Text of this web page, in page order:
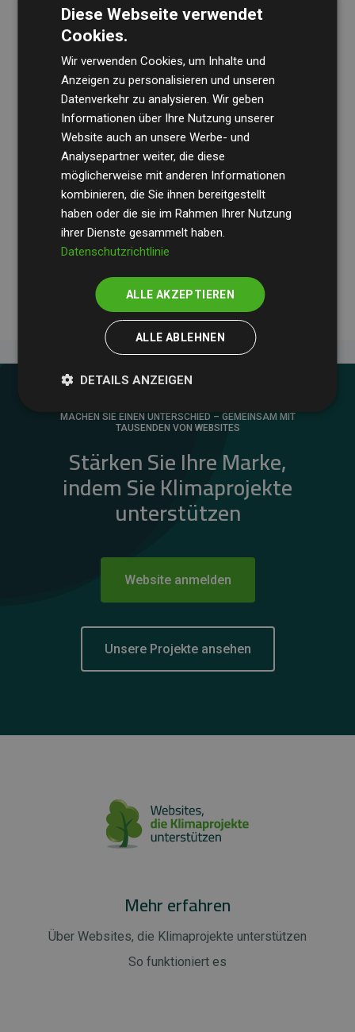
Die Wirtschaftsprüfungsgesellschaft BDOüberprüft
regelmäßig unsere Berechnungen und Methodik, um
Transparenz und Verlässlichkeit sicherzustellen.
Ihre Prüfungen belegen, dass unsere Investitionen in
Klimaschutzprojekte im Durchschnitt200 % der
geschätzten CO₂-Emissionender teilnehmenden
Websites kompensieren – ein klarer Nachweis für die
messbare Klimawirkung unseres Ansatzes.
MACHEN SIE EINEN UNTERSCHIED – GEMEINSAM MIT
TAUSENDEN VON WEBSITES
Stärken Sie Ihre Marke,
indem Sie Klimaprojekte
unterstützen
Website anmelden
Unsere Projekte ansehen
Mehr erfahren
Über Websites, die Klimaprojekte unterstützen
So funktioniert es
Diese Webseite verwendet
Cookies.
Wir verwenden Cookies, um Inhalte und
Anzeigen zu personalisieren und unseren
Datenverkehr zu analysieren. Wir geben
Informationen über Ihre Nutzung unserer
Website auch an unsere Werbe- und
Analysepartner weiter, die diese
möglicherweise mit anderen Informationen
kombinieren, die Sie ihnen bereitgestellt
haben oder die sie im Rahmen Ihrer Nutzung
ihrer Dienste gesammelt haben.
Datenschutzrichtlinie
ALLE AKZEPTIEREN
ALLE ABLEHNEN
DETAILS ANZEIGEN